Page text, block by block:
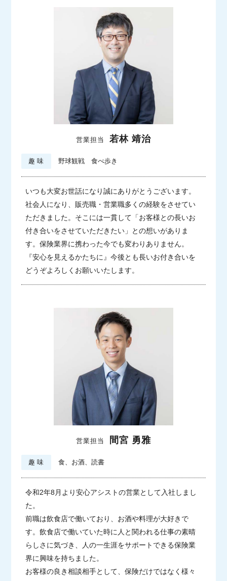
営業担当 若林 靖治
趣 味 野球観戦 食べ歩き
いつも大変お世話になり誠にありがとうございます。
社会人になり、販売職・営業職多くの経験をさせてい
ただきました。そこには一貫して「お客様との長いお
付き合いをさせていただきたい」との想いがありま
す。保険業界に携わった今でも変わりありません。
『安心を見えるかたちに』今後とも長いお付き合いを
どうぞよろしくお願いいたします。
営業担当 間宮 勇雅
趣 味 食、お酒、読書
令和2年8月より安心アシストの営業として入社しまし
た。
前職は飲食店で働いており、お酒や料理が大好きで
す。飲食店で働いていた時に人と関われる仕事の素晴
らしさに気づき、人の一生涯をサポートできる保険業
界に興味を持ちました。
お客様の良き相談相手として、保険だけではなく様々